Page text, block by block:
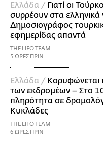
Ελλάδα / Γιατί οι
συρρέουν στα ελληνικά
Δημοσιογράφος
εφημερίδας απαντά
THE LIFO TEAM
5 ΩΡΕΣ ΠΡΙΝ
Ελλάδα / Κορυφώνεται
των εκδρομέων – Στο
πληρότητα σε
Κυκλάδες
THE LIFO TEAM
6 ΩΡΕΣ ΠΡΙΝ